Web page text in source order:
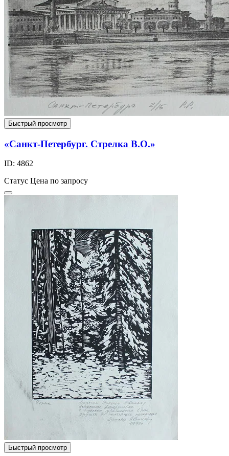
Быстрый просмотр
«Санкт-Петербург. Стрелка В.О.»
ID: 4862
Статус Цена по запросу
Быстрый просмотр